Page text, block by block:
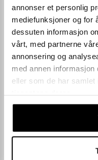
annonser et personlig
mediefunksjoner og for
dessuten informasjon
vårt, med partnerne
annonsering og
med annen
eller som de har
SPESIFIKASJONER
KUNDEOMTALER